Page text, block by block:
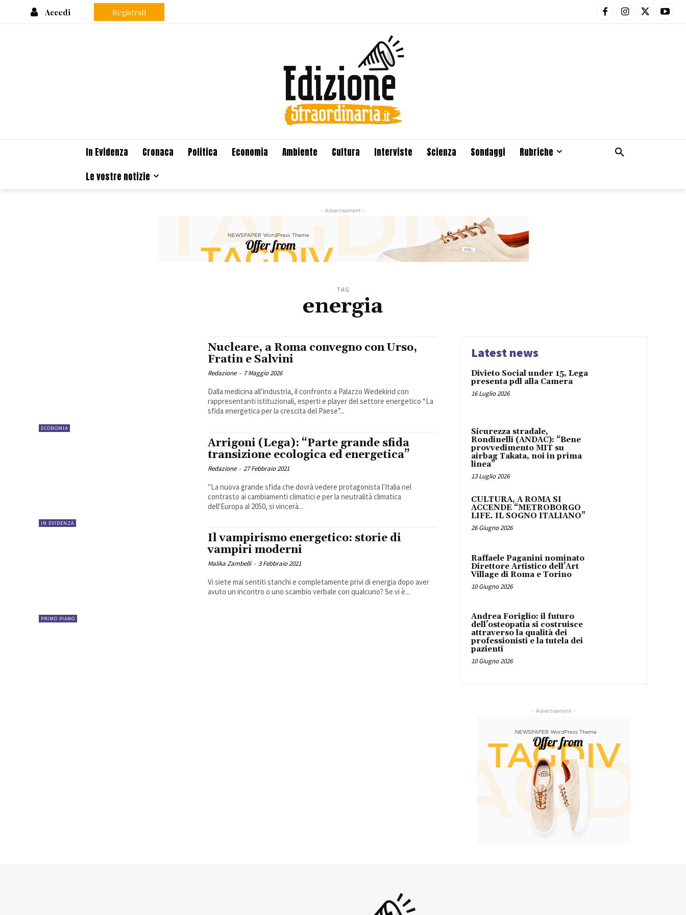
Accedi Registrati
In Evidenza Cronaca Politica Economia Ambiente Cultura Interviste Scienza Sondaggi
Rubriche
Le vostre notizie
- Advertisement -
TAG
energia
ECONOMIA
Nucleare, a Roma convegno con Urso,
Fratin e Salvini
Redazione - 7 Maggio 2026
Dalla medicina all’industria, il confronto a Palazzo Wedekind con
rappresentanti istituzionali, esperti e player del settore energetico “La
sfida energetica per la crescita del Paese”...
IN EVIDENZA
Arrigoni (Lega): “Parte grande sfida
transizione ecologica ed energetica”
Redazione - 27 Febbraio 2021
"La nuova grande sfida che dovrà vedere protagonista l'Italia nel
contrasto ai cambiamenti climatici e per la neutralità climatica
dell'Europa al 2050, si vincerà...
PRIMO PIANO
Il vampirismo energetico: storie di
vampiri moderni
Malika Zambelli - 3 Febbraio 2021
Vi siete mai sentiti stanchi e completamente privi di energia dopo aver
avuto un incontro o uno scambio verbale con qualcuno? Se vi è...
Latest news
Divieto Social under 15, Lega
presenta pdl alla Camera
16 Luglio 2026
Sicurezza stradale,
Rondinelli (ANDAC): “Bene
provvedimento MIT su
airbag Takata, noi in prima
linea”
13 Luglio 2026
CULTURA, A ROMA SI
ACCENDE “METROBORGO
LIFE. IL SOGNO ITALIANO”
26 Giugno 2026
Raffaele Paganini nominato
Direttore Artistico dell’Art
Village di Roma e Torino
10 Giugno 2026
Andrea Foriglio: il futuro
dell’osteopatia si costruisce
attraverso la qualità dei
professionisti e la tutela dei
pazienti
10 Giugno 2026
- Advertisement -